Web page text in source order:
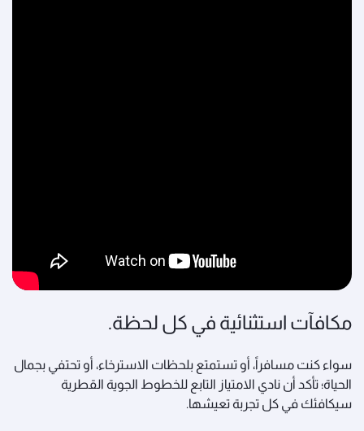
مكافآت استثنائية في كل لحظة.
سواء كنت مسافراً، أو تستمتع بلحظات الاسترخاء، أو تحتفي بجمال
الحياة؛ تأكد أن نادي الامتياز التابع للخطوط الجوية القطرية
سيكافئك في كل تجربة تعيشها.